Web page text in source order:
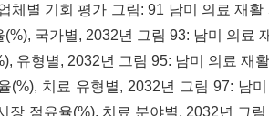
체별 기회 평가 그림: 91 남미 의료 재
국가별, 2032년 그림 93: 남미 의료
유형별, 2032년 그림 95: 남미 의료 재
(%), 치료 유형별, 2032년 그림 97: 남
장 점유율(%), 치료 분야별, 2032년 그